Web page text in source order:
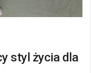
styl życia dla